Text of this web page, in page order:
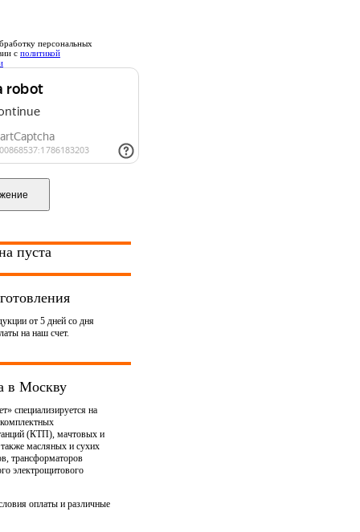
персональных
с политикой
пуста
от 5 дней со дня
на наш счет.
в Москву
специализируется на
(КТП), мачтовых и
масляных и сухих
трансформаторов
электрощитового
оплаты и различные